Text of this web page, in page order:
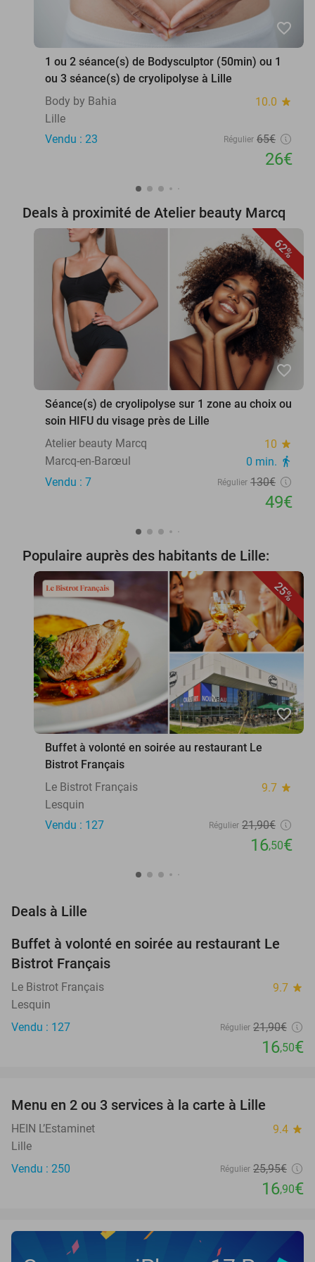
favorite_border
1 ou 2 séance(s) de Bodysculptor (50min) ou 1
ou 3 séance(s) de cryolipolyse à Lille
Body by Bahia
10.0 star
Lille
Vendu : 23
Régulier 65€
26€
Deals à proximité de Atelier beauty Marcq
62%
favorite_border
Séance(s) de cryolipolyse sur 1 zone au choix ou
soin HIFU du visage près de Lille
Atelier beauty Marcq
10 star
Marcq-en-Barœul 0 min. directions_walk
Vendu : 7 Régulier 130€
49€
Populaire auprès des habitants de Lille:
25%
favorite_border
Buffet à volonté en soirée au restaurant Le
Bistrot Français
Le Bistrot Français
9.7 star
Lesquin
Vendu : 127
Régulier 21,90€
16,50€
Deals à Lille
25%
Buffet à volonté en soirée au restaurant Le
Bistrot Français
Le Bistrot Français 9.7 star
Lesquin
Vendu : 127
Régulier 21,90€
16,50€
Menu en 2 ou 3 services à la carte à Lille
HEIN L’Estaminet 9.4 star
Lille
Vendu : 250
Régulier 25,95€
16,90€